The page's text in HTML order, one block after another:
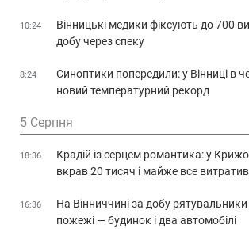
10:24
Вінницькі медики фіксують до 700
добу через спеку
8:24
Синоптики попередили: у Вінниці в
новий температурний рекорд
5 Серпня
18:36
Крадій із серцем романтика: у
вкрав 20 тисяч і майже все витратив
16:36
На Вінниччині за добу
пожежі — будинок і два автомобілі